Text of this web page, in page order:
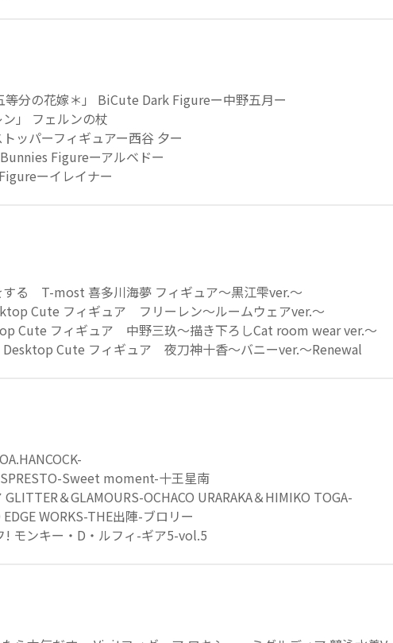
等分の花嫁＊」 BiCute Dark Figureー中野五月ー
」 フェルンの杖
ッパーフィギュアー西谷 夕ー
Figureーアルベドー
ーイレイナー
する T-most 喜多川海夢 フィギュア～黒江雫ver.～
Cute フィギュア フリーレン～ルームウェアver.～
Cute フィギュア 中野三玖～描き下ろしCat room wear ver.～
Cute フィギュア 夜刀神十香～バニーver.～Renewal
Sweet moment-十王星南
＆GLAMOURS-OCHACO URARAKA＆HIMIKO TOGA-
WORKS-THE出陣-ブロリー
! モンキー・D・ルフィ-ギア5-vol.5